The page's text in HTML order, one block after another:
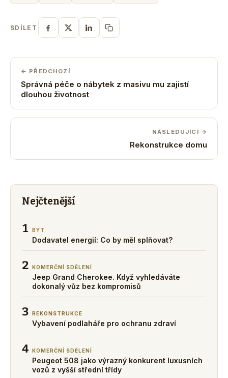
SDÍLET
← PŘEDCHOZÍ
Správná péče o nábytek z masivu mu zajistí
dlouhou životnost
NÁSLEDUJÍCÍ →
Rekonstrukce domu
Nejčtenější
1 BYT
Dodavatel energií: Co by měl splňovat?
2 KOMERČNÍ SDĚLENÍ
Jeep Grand Cherokee. Když vyhledáváte
dokonalý vůz bez kompromisů
3 REKONSTRUKCE
Vybavení podlaháře pro ochranu zdraví
4 KOMERČNÍ SDĚLENÍ
Peugeot 508 jako výrazný konkurent luxusních
vozů z vyšší střední třídy